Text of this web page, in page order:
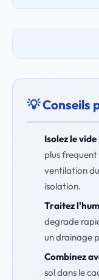
💡 Conseils
Isolez le
plus frequent
ventilation
isolation.
Traitez
degrade
un drainage
Combinez
sol dans le